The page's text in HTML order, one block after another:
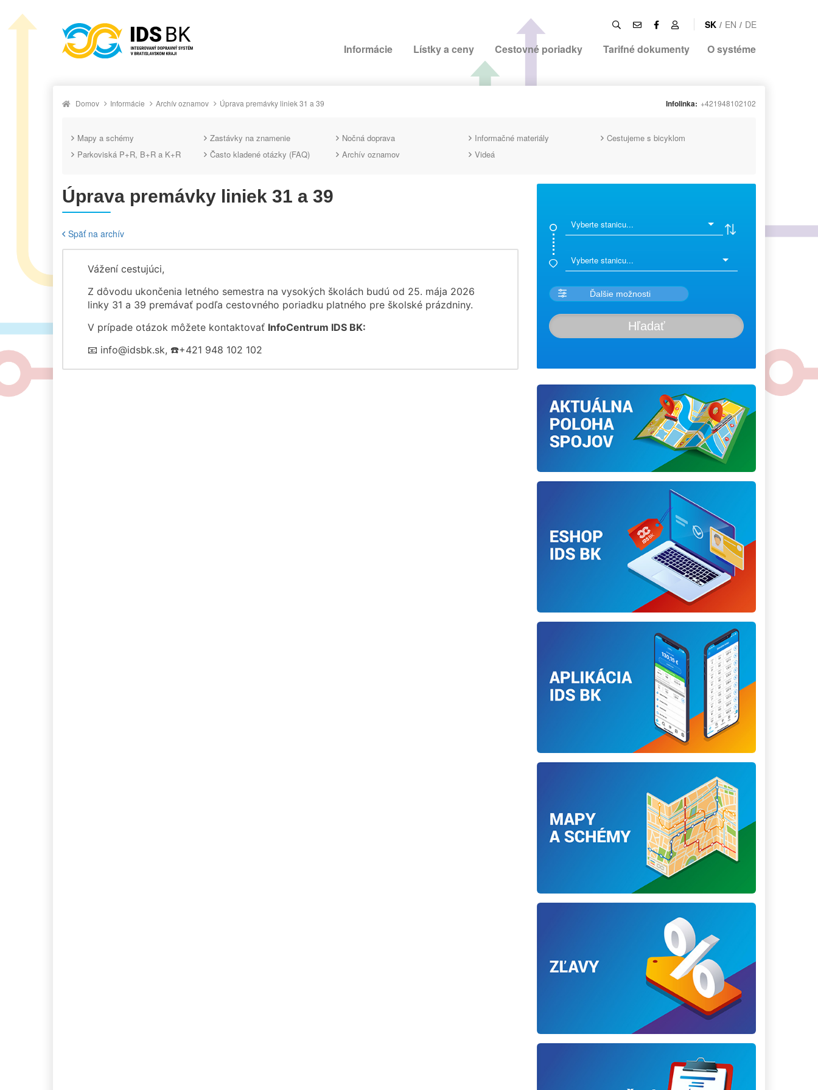
SK / EN / DE
Informácie Lístky a ceny Cestovné poriadky Tarifné dokumenty O systéme
Domov Informácie Archív oznamov Úprava premávky liniek 31 a 39 Infolinka: +421948102102
Mapy a schémy Zastávky na znamenie Nočná doprava Informačné materiály
Cestujeme s bicyklom
Parkoviská P+R, B+R a K+R
Často kladené otázky (FAQ) Archív oznamov Videá
Úprava premávky liniek 31 a 39
Späť na archív
Vážení cestujúci,
Z dôvodu ukončenia letného semestra na vysokých školách budú od 25. mája 2026
linky 31 a 39 premávať podľa cestovného poriadku platného pre školské prázdniny.
V prípade otázok môžete kontaktovať InfoCentrum IDS BK:
📧 info@idsbk.sk, ☎️+421 948 102 102